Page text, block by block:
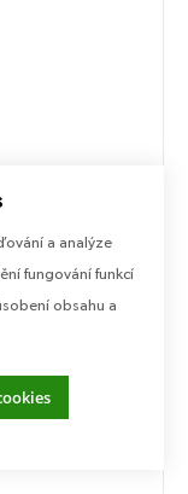
a analýze
fungování funkcí
obsahu a